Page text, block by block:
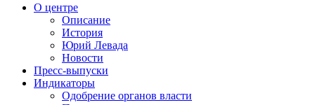
О центре
Описание
История
Юрий Левада
Новости
Пресс-выпуски
Индикаторы
Одобрение органов власти